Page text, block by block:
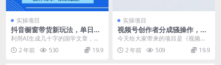
实操项目
抖音橱窗带货新玩法，单日收
益几张，操作简单，条条爆款
利用AI生成几十字的国学文章，再
配上山水画，添加滤镜，关键帧，
只需十分钟，一条爆...
2 年前 530 19.9
实操项目
视频号创作者分成骚操作，小
白1天开通分成计划，轻松月
今天给大家带来的项目是《视频号
创作者分成骚操作，小白1天开通分
成计划，轻松月入1...
2 年前 509 19.9